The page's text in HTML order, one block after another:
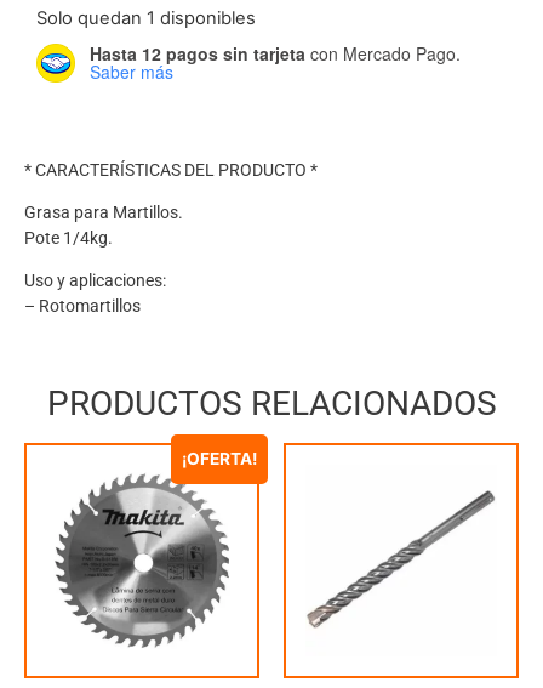
Solo quedan 1 disponibles
Hasta 12 pagos sin tarjeta con Mercado Pago.
Saber más
* CARACTERÍSTICAS DEL PRODUCTO *
Grasa para Martillos.
Pote 1/4kg.
Uso y aplicaciones:
– Rotomartillos
PRODUCTOS RELACIONADOS
¡OFERTA!